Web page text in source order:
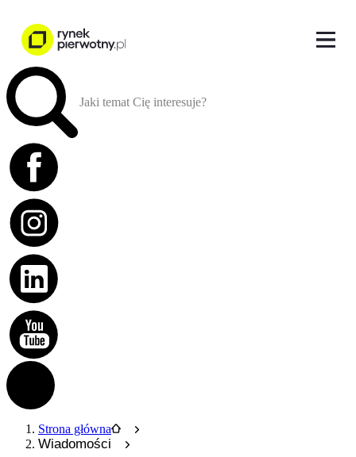
Jaki temat Cię interesuje?
Strona główna
Wiadomości